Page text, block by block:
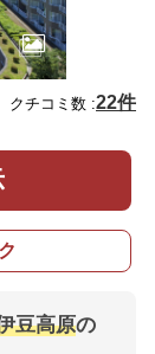
クチコミ数 :22件
豆高原の